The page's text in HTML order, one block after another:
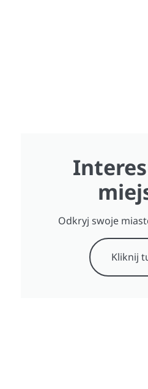
Odkryj swoje
Kliknij